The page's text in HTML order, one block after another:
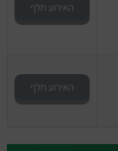
האירוע חלף
האירוע חלף